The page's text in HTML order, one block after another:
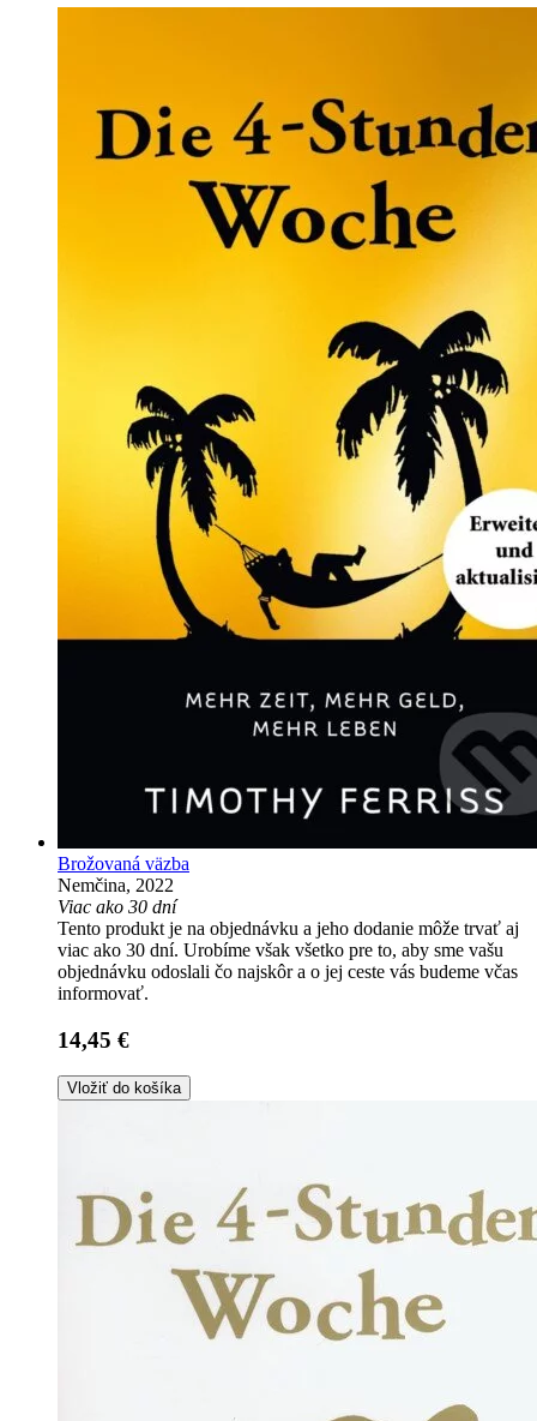
Brožovaná väzba
Nemčina, 2022
Viac ako 30 dní
Tento produkt je na objednávku a jeho dodanie môže trvať aj
viac ako 30 dní. Urobíme však všetko pre to, aby sme vašu
objednávku odoslali čo najskôr a o jej ceste vás budeme včas
informovať.
14,45 €
Vložiť do košíka